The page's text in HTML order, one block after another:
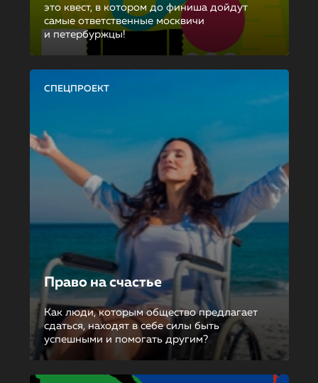
это квест, в котором до финиша дойдут
самые ответственные москвичи
и петербуржцы!
СПЕЦПРОЕКТ
Право на счастье
Как люди, которым общество предлагает
сдаться, находят в себе силы быть
успешными и помогать другим?